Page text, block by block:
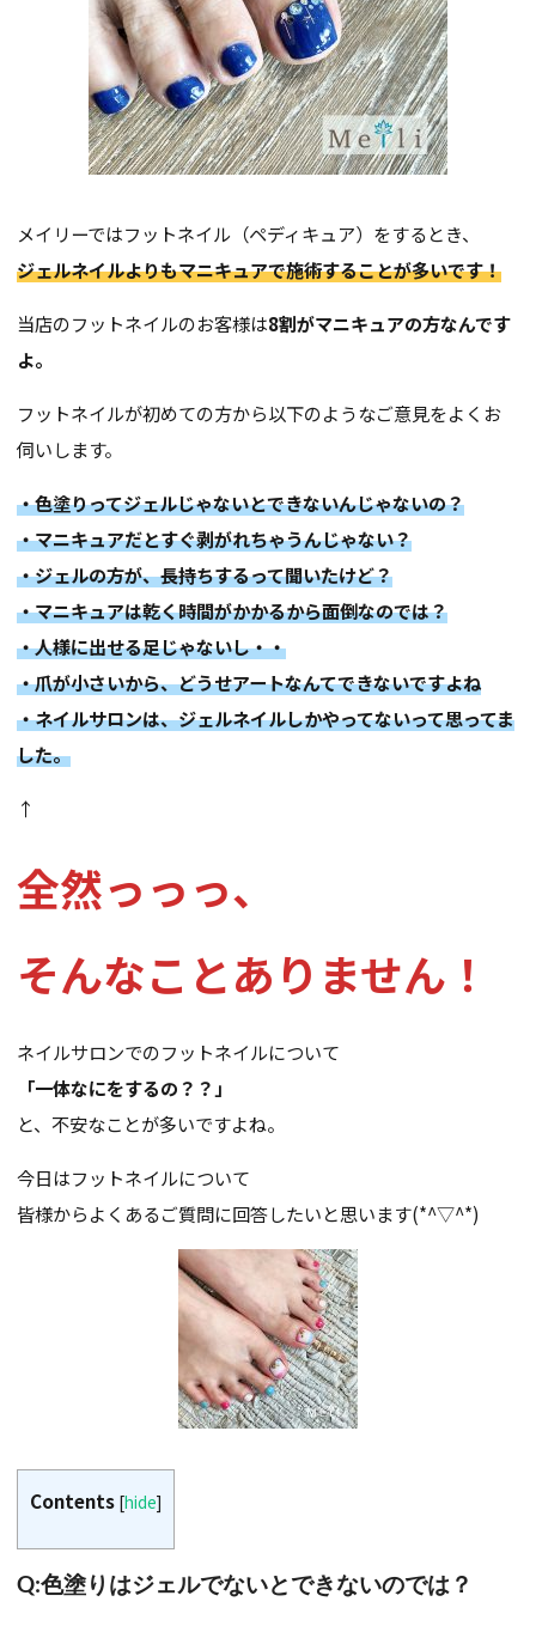
メイリーではフットネイル（ペディキュア）をするとき、
ジェルネイルよりもマニキュアで施術することが多いです！
当店のフットネイルのお客様は8割がマニキュアの方なんです
よ。
フットネイルが初めての方から以下のようなご意見をよくお
伺いします。
・色塗りってジェルじゃないとできないんじゃないの？
・マニキュアだとすぐ剥がれちゃうんじゃない？
・ジェルの方が、長持ちするって聞いたけど？
・マニキュアは乾く時間がかかるから面倒なのでは？
・人様に出せる足じゃないし・・
・爪が小さいから、どうせアートなんてできないですよね
・ネイルサロンは、ジェルネイルしかやってないって思ってま
した。
↑
全然っっっ、
そんなことありません！
ネイルサロンでのフットネイルについて
「一体なにをするの？？」
と、不安なことが多いですよね。
今日はフットネイルについて
皆様からよくあるご質問に回答したいと思います(*^▽^*)
Contents [hide]
Q:色塗りはジェルでないとできないのでは？